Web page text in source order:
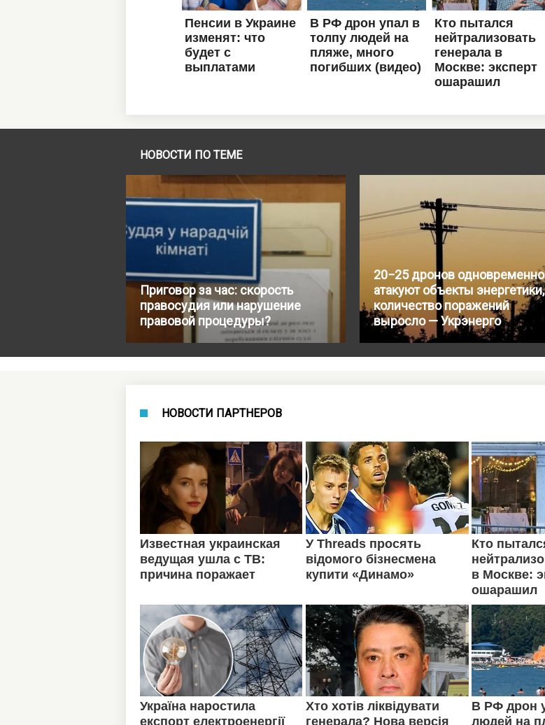
НОВОСТИ ПО ТЕМЕ
Приговор за час: скорость
правосудия или нарушение
правовой процедуры?
20−25 дронов одновременно
атакуют объекты энергетики,
количество поражений
выросло — Укрэнерго
НОВОСТИ ПАРТНЕРОВ